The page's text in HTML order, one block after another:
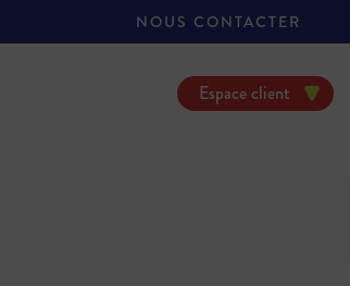
NOUS CONTACTER
Espace client